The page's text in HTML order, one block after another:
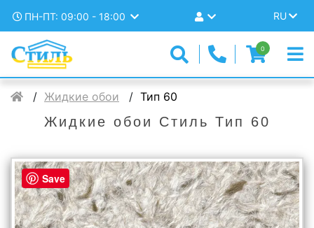
ПН-ПТ: 09:00 - 18:00 RU
0
Жидкие обои Тип 60
Жидкие обои Стиль Тип 60
Save